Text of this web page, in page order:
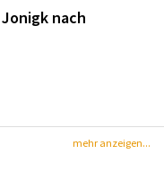
nach
mehr anzeigen...